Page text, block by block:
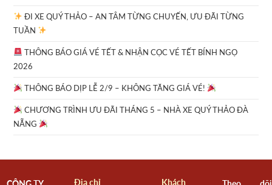
ĐI XE QUÝ THẢO – AN TÂM TỪNG CHUYẾN, ƯU ĐÃI TỪNG
TUẦN
THÔNG BÁO GIÁ VÉ TẾT & NHẬN CỌC VÉ TẾT BÍNH NGỌ
2026
THÔNG BÁO DỊP LỄ 2/9 – KHÔNG TĂNG GIÁ VÉ!
CHƯƠNG TRÌNH ƯU ĐÃI THÁNG 5 – NHÀ XE QUÝ THẢO ĐÀ
NẴNG
Địa chỉ
Khách